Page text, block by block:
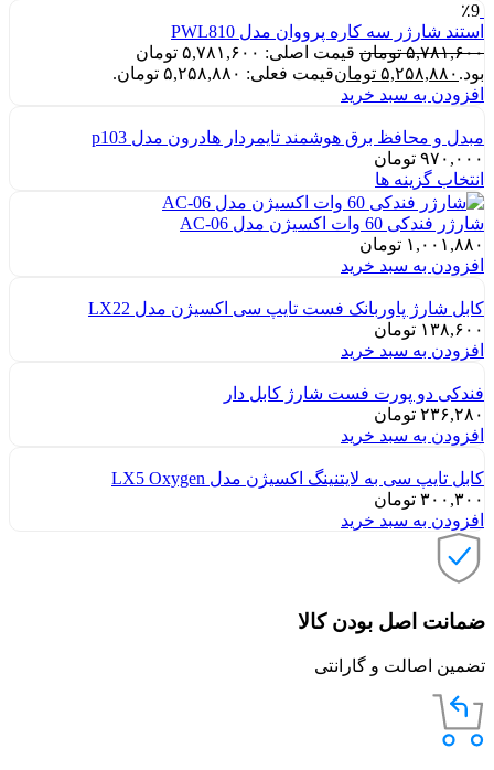
٪9
استند شارژر سه کاره پرووان مدل PWL810
۵,۷۸۱,۶۰۰ تومان
قیمت اصلی: ۵,۷۸۱,۶۰۰ تومان
بود. ۵,۲۵۸,۸۸۰ تومانقیمت فعلی: ۵,۲۵۸,۸۸۰ تومان.
افزودن به سبد خرید
مبدل و محافظ برق هوشمند تایمردار هادرون مدل p103
۹۷۰,۰۰۰ تومان
انتخاب گزینه ها
شارژر فندکی 60 وات اکسیژن مدل AC-06
۱,۰۰۱,۸۸۰ تومان
افزودن به سبد خرید
کابل شارژ پاوربانک فست تایپ سی اکسیژن مدل LX22
۱۳۸,۶۰۰ تومان
افزودن به سبد خرید
فندکی دو پورت فست شارژ کابل دار
۲۳۶,۲۸۰ تومان
افزودن به سبد خرید
کابل تایپ سی به لایتنینگ اکسیژن مدل LX5 Oxygen
۳۰۰,۳۰۰ تومان
افزودن به سبد خرید
ضمانت اصل بودن کالا
تضمین اصالت و گارانتی